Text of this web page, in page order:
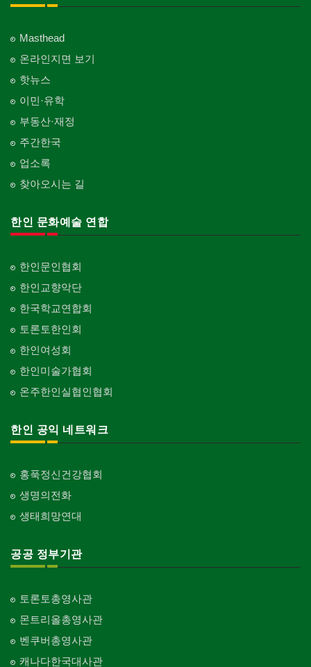
Masthead
온라인지면 보기
핫뉴스
이민·유학
부동산·재정
주간한국
업소록
찾아오시는 길
한인 문화예술 연합
한인문인협회
한인교향악단
한국학교연합회
토론토한인회
한인여성회
한인미술가협회
온주한인실협인협회
한인 공익 네트워크
홍푹정신건강협회
생명의전화
생태희망연대
공공 정부기관
토론토총영사관
몬트리올총영사관
벤쿠버총영사관
캐나다한국대사관